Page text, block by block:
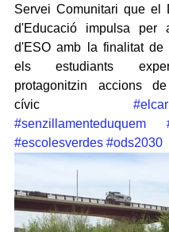
Servei Comunitari que el
d'Educació impulsa per
d'ESO amb la finalitat de
els estudiants
protagonitzin accions
cívic
#senzillamenteduquem
#escolesverdes #ods2030